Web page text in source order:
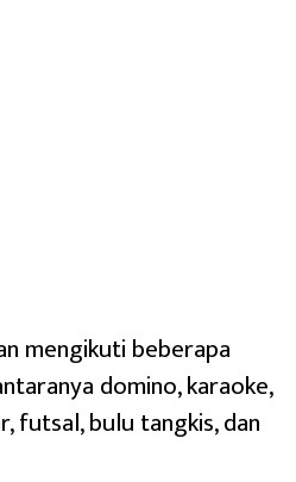
mengikuti beberapa
domino, karaoke,
futsal, bulu tangkis, dan